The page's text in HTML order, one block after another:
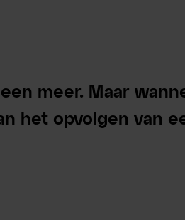
meer. Maar
het opvolgen van